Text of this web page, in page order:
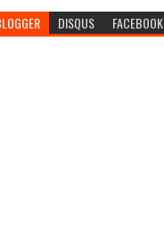
DISQUS FACEBOOK